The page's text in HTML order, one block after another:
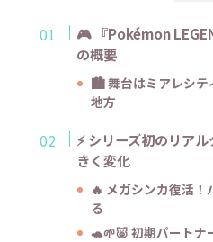
🎮 『Pokémon
の概要
🏙️ 舞台はミアレシテ
地方
⚡ シリーズ初のリア
きく変化
🔥 メガシンカ復活！
る
🐢🌱🐷 初期パートナ